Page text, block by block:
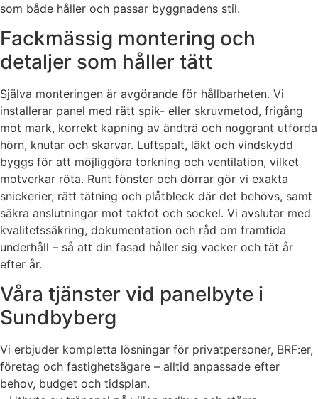
som både håller och passar byggnadens stil.
Fackmässig montering och
detaljer som håller tätt
Själva monteringen är avgörande för hållbarheten. Vi
installerar panel med rätt spik- eller skruvmetod, frigång
mot mark, korrekt kapning av ändträ och noggrant utförda
hörn, knutar och skarvar. Luftspalt, läkt och vindskydd
byggs för att möjliggöra torkning och ventilation, vilket
motverkar röta. Runt fönster och dörrar gör vi exakta
snickerier, rätt tätning och plåtbleck där det behövs, samt
säkra anslutningar mot takfot och sockel. Vi avslutar med
kvalitetssäkring, dokumentation och råd om framtida
underhåll – så att din fasad håller sig vacker och tät år
efter år.
Våra tjänster vid panelbyte i
Sundbyberg
Vi erbjuder kompletta lösningar för privatpersoner, BRF:er,
företag och fastighetsägare – alltid anpassade efter
behov, budget och tidsplan.